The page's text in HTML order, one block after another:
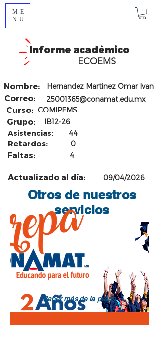
ME
NU
Informe académico
ECOEMS
Nombre: Hernandez Martinez Omar Ivan
Correo: 25001365@conamat.edu.mx
Curso: COMIPEMS
Grupo:
IB12-26
Asistencias:
44
Retardos: 0
Faltas: 4
Actualizado al día: 09/04/2026
Otros de nuestros
servicios
Saber más de la prepa